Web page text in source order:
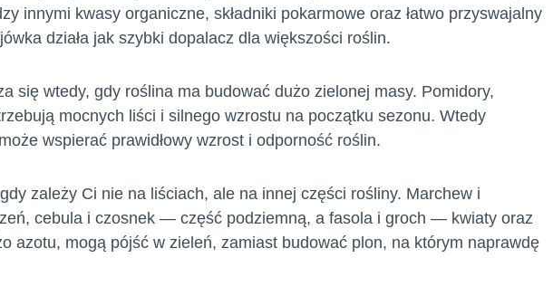
innymi kwasy organiczne, składniki pokarmowe oraz łatwo przyswajalny
działa jak szybki dopalacz dla większości roślin.
się wtedy, gdy roślina ma budować dużo zielonej masy. Pomidory,
mocnych liści i silnego wzrostu na początku sezonu. Wtedy
wspierać prawidłowy wzrost i odporność roślin.
zależy Ci nie na liściach, ale na innej części rośliny. Marchew i
cebula i czosnek — część podziemną, a fasola i groch — kwiaty oraz
azotu, mogą pójść w zieleń, zamiast budować plon, na którym naprawdę